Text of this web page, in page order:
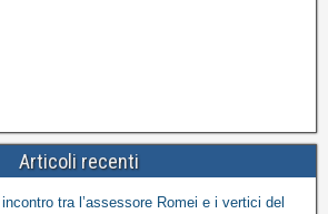
Articoli recenti
tra l’assessore Romei e i vertici del